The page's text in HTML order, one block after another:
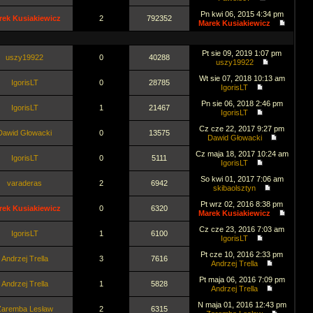
Kusiakiewicz 2 792352
Pn kwi 06, 2015 4:34 pm
Marek Kusiakiewicz
uszy19922 0 40288
Pt sie 09, 2019 1:07 pm
uszy19922
IgorisLT 0 28785
Wt sie 07, 2018 10:13 am
IgorisLT
IgorisLT 1 21467
Pn sie 06, 2018 2:46 pm
IgorisLT
Głowacki 0 13575
Cz cze 22, 2017 9:27 pm
Dawid Głowacki
IgorisLT 0 5111
Cz maja 18, 2017 10:24 am
IgorisLT
varaderas 2 6942
So kwi 01, 2017 7:06 am
skibaolsztyn
Kusiakiewicz 0 6320
Pt wrz 02, 2016 8:38 pm
Marek Kusiakiewicz
IgorisLT 1 6100
Cz cze 23, 2016 7:03 am
IgorisLT
Andrzej Trella 3 7616
Pt cze 10, 2016 2:33 pm
Andrzej Trella
Andrzej Trella 1 5828
Pt maja 06, 2016 7:09 pm
Andrzej Trella
Lesław 2 6315
N maja 01, 2016 12:43 pm